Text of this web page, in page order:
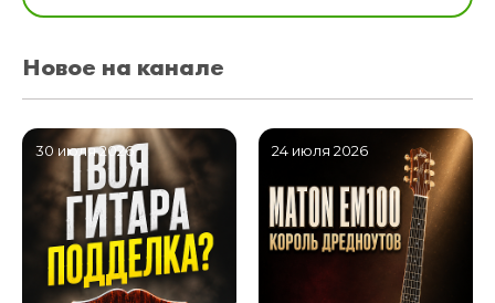
Новое на канале
30 июля 2026 24 июля 2026